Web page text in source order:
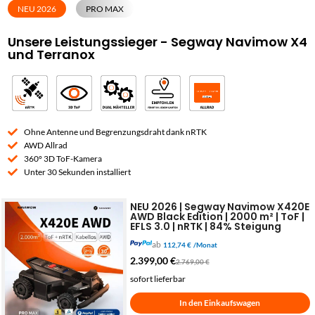
NEU 2026 PRO MAX
Unsere Leistungssieger - Segway Navimow X4
und Terranox
Ohne Antenne und Begrenzungsdraht dank nRTK
AWD Allrad
360° 3D ToF-Kamera
Unter 30 Sekunden installiert
NEU 2026 | Segway Navimow X420E
AWD Black Edition | 2000 m² | ToF |
EFLS 3.0 | nRTK | 84% Steigung
ab 112,74 € /Monat
2.399,00€2.769,00€
sofort lieferbar
In den Einkaufswagen